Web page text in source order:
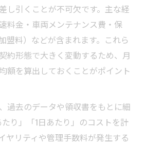
し引くことが不可欠です。主な経
料金・車両メンテナンス費・保
盟料）などが含まれます。これら
約形態で大きく変動するため、月
額を算出しておくことがポイント
過去のデータや領収書をもとに細
り」「1日あたり」のコストを計
ヤリティや管理手数料が発生する